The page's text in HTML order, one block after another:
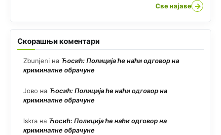
Све најаве →
Скорашњи коментари
Zbunjeni на Ћосић: Полиција ће наћи одговор на
криминалне обрачуне
Јово на Ћосић: Полиција ће наћи одговор на
криминалне обрачуне
Iskra на Ћосић: Полиција ће наћи одговор на
криминалне обрачуне